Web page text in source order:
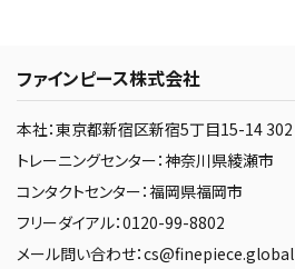
ファインピース株式会社
本社：東京都新宿区新宿5丁目15-14 302
トレーニングセンター：神奈川県綾瀬市
コンタクトセンター：福岡県福岡市
フリーダイアル：0120-99-8802
メール問い合わせ：cs@finepiece.global